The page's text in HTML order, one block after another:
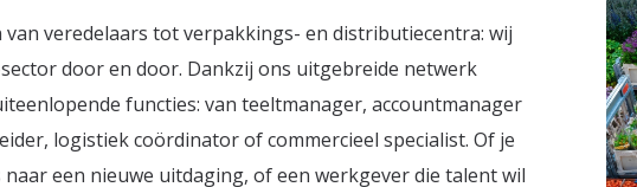
veredelaars tot verpakkings- en distributiecentra: wij
door en door. Dankzij ons uitgebreide netwerk
functies: van teeltmanager, accountmanager
logistiek coördinator of commercieel specialist. Of je
een nieuwe uitdaging, of een werkgever die talent wil